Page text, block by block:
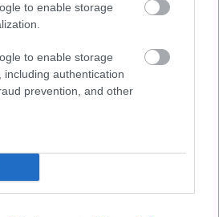
to enable storage
to enable storage
including authentication
prevention, and other
προορισμούς
σύμφωνα με το
Mone